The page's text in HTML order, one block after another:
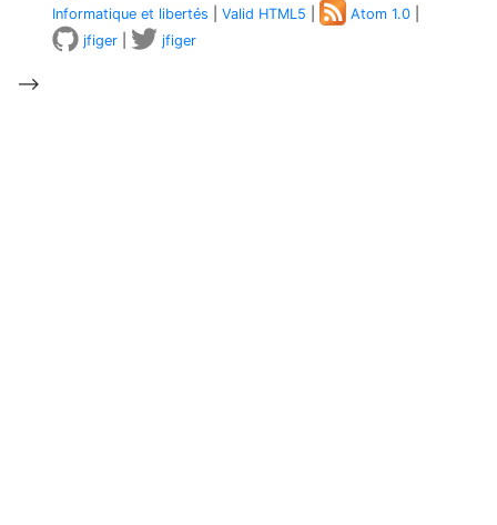
Informatique et libertés
Valid HTML5 Atom 1.0
jfiger
jfiger
-->